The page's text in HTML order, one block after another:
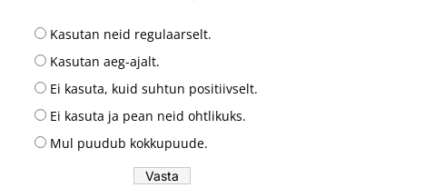
Kasutan neid regulaarselt.
Kasutan aeg-ajalt.
Ei kasuta, kuid suhtun positiivselt.
Ei kasuta ja pean neid ohtlikuks.
Mul puudub kokkupuude.